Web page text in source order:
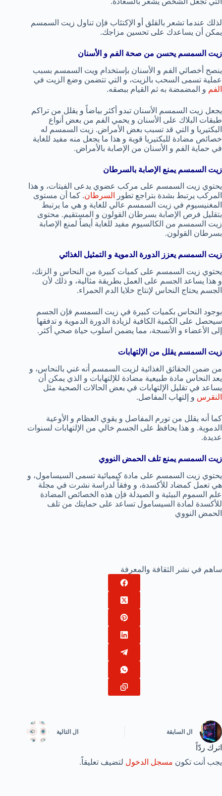
لذلك عندما تشعر بالقلق أو الإكتئاب فإن تناول زيت السمسم
يمكن أن يساعدك على تحسين مزاجك.
زيت السمسم يحسن من صحة الفم و الأسنان
ينصح أخصائي الفم و الأسنان بإستخدام ويت السمسم بسبب
عملية تسمى السحب بالزيت، و التي تتضمن وضع الزيت في
الفم و المضمضة به ثم القيام ببصقه.
يجعل زيت السمسم الأسنان تبدو أكثر بياضاً و يقلل من تراكم
طبقات البلاك على الأسنان و يحمي الفم من بعض أنواع
البكتيريا و التي قد تسبب بعض الأمراض. زيت السمسم له
خصائص مضادة للبكتيريا قوية و هذا ما يجعل منه مفيد للغاية
في حماية الفم و الأسنان من الإصابة بالأمراض.
زيت السمسم يمنع الإصابة بالسرطان
يحتوي زيت السمسم على مركب عضوي يدعى الفيتات، و هذا
المركب يرتبط بشدة بتراجع تطور
السرطان. كما أن مستوى
المغنيسيوم في زيت السمسم عالي للغاية و هي ما يرتبط
بتقليل فرص الإصابة بسرطان القولون و المستقيم. محتوى
زيت السمسم من الكالسيوم مفيد للغاية أيضاً لمنع الإصابة
بسرطان القولون.
زيت السمسم يعزز الدورة الدموية و التمثيل الغذائي
يحتوي زيت السمسم على كميات كبيرة من النحاس و الزنك،
و هذا يساعد الجسم على العمل بطريقة مثالية، و ذلك لأن
الجسم يحتاج النحاس لإنتاج خلايا الدم الحمراء.
بوجود النحاس بكميات كبيرة في زيت السمسم فإن الجسم
سيحصل على الكمية الكافية لزيادة الدورة الدموية و تدفقها
إلى الأعضاء و الأنسجة، مما يضمن اسلوب حياة صحي أكثر.
زيت السمسم يقلل من الإلتهابات
من ضمن الحقائق الغذائية لزيت السمسم أنه غني بالنحاس، و
يعد النحاس مادة طبيعية مضادة للإلتهابات و الذي يمكن أن
يساعد في تقليل الإلتهابات في بعض الحالات الصحية مثل
النقرس و إلتهاب المفاصل.
كما أنه يقلل من تورم المفاصل و يقوي العظام و الأوعية
الدموية. و هذا يحافظ على الجسم خالي من الإلتهابات لسنوات
عديدة.
زيت السمسم يمنع تلف الحمض النووي
يحتوي زيت السمسم على مادة كيميائية تسمى السيسامول، و
هي تعمل كمضاد للأكسدة، و وفقاً لدراسة نشرت في مجلة
علم السموم البيئية و الصيدلة فإن هذه الخصائص المضادة
للأكسدة لمادة السيسامول تساعد على حمايتك من تلف
الحمض النووي
ساهم في نشر الثقافة والمعرفة
ال السابقة ال التالية
اترك ردّاً
يجب أنت تكون مسجل الدخول لتضيف تعليقاً.